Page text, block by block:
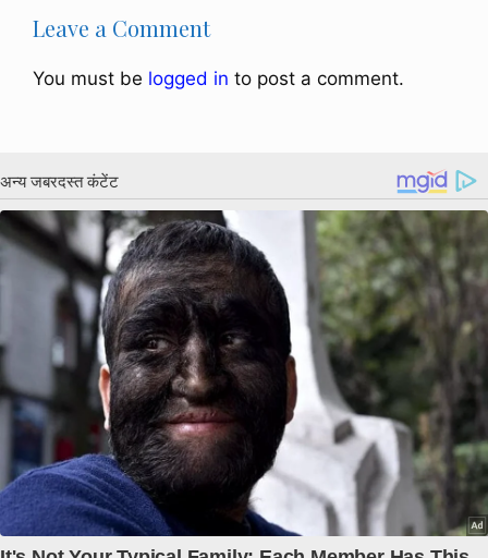
Leave a Comment
You must be logged in to post a comment.